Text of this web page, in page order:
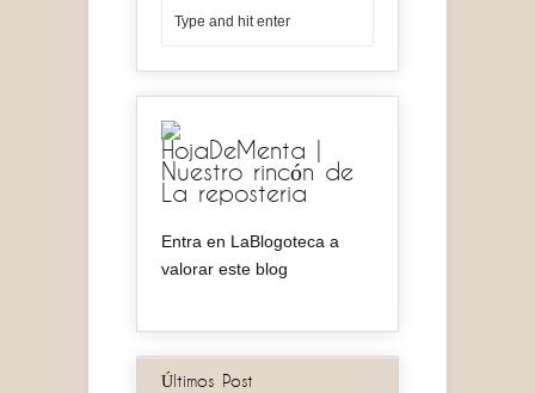
HojaDeMenta |
Nuestro rincón de
La reposteria
Entra en LaBlogoteca a
valorar este blog
Últimos Post